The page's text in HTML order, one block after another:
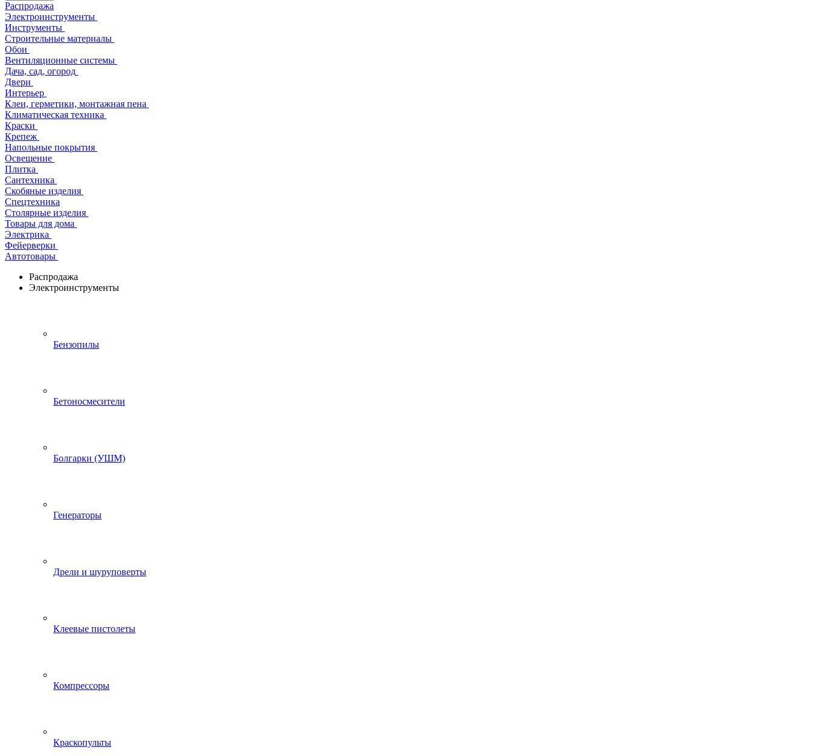
Распродажа
Электроинструменты
Инструменты
Строительные материалы
Обои
Вентиляционные системы
Дача, сад, огород
Двери
Интерьер
Клеи, герметики, монтажная пена
Климатическая техника
Краски
Крепеж
Напольные покрытия
Освещение
Плитка
Сантехника
Скобяные изделия
Спецтехника
Столярные изделия
Товары для дома
Электрика
Фейерверки
Автотовары
Распродажа
Электроинструменты
Бензопилы
Бетоносмесители
Болгарки (УШМ)
Генераторы
Дрели и шуруповерты
Клеевые пистолеты
Компрессоры
Краскопульты